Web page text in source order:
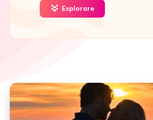
Esplorare